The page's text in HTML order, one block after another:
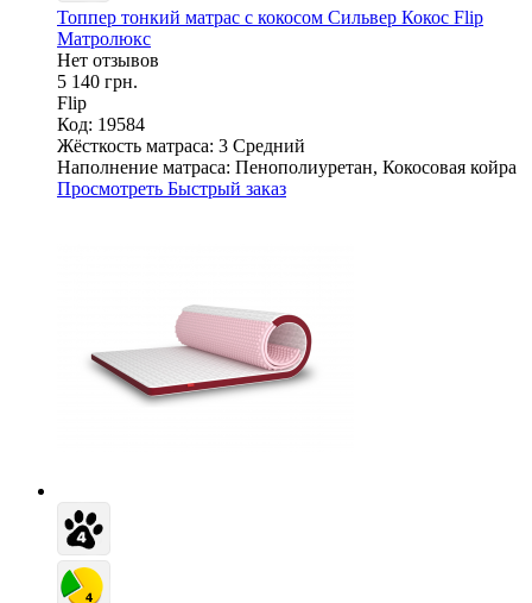
Топпер тонкий матрас с кокосом Сильвер Кокос Flip
Матролюкс
Нет отзывов
5 140 грн.
Flip
Код: 19584
Жёсткость матраса: 3 Средний
Наполнение матраса: Пенополиуретан, Кокосовая койра
Просмотреть Быстрый заказ